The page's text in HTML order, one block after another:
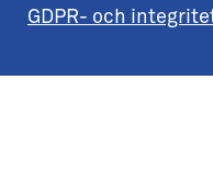
GDPR- och